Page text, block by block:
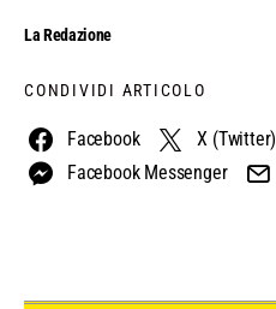
La Redazione
CONDIVIDI ARTICOLO
Facebook X (Twitter)
Facebook Messenger